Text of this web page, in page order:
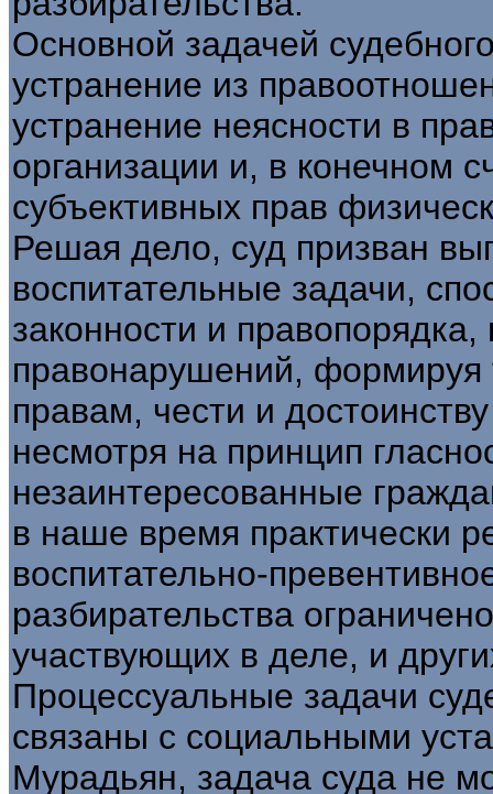
Основной задачей
устранение из
устранение неясности в
организации и, в конечном
субъективных прав
Решая дело, суд призван
воспитательные задачи,
законности и
правонарушений, формируя
правам, чести и
несмотря на принцип
незаинтересованные
в наше время практически
воспитательно-
разбирательства
участвующих в деле, и
Процессуальные задачи
связаны с социальными
Мурадьян, задача суда не